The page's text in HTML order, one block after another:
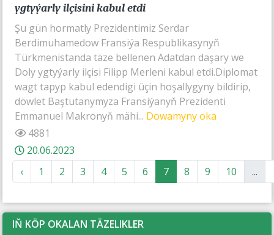
ygtyýarly ilçisini kabul etdi
Şu gün hormatly Prezidentimiz Serdar
Berdimuhamedow Fransiýa Respublikasynyň
Türkmenistanda täze bellenen Adatdan daşary we
Doly ygtyýarly ilçisi Filipp Merleni kabul etdi.Diplomat
wagt tapyp kabul edendigi üçin hoşallygyny bildirip,
döwlet Baştutanymyza Fransiýanyň Prezidenti
Emmanuel Makronyň mähi... Dowamyny oka
4881
20.06.2023
‹
1 2 3 4 5 6 7 8 9 10 ...
IŇ KÖP OKALAN TÄZELIKLER